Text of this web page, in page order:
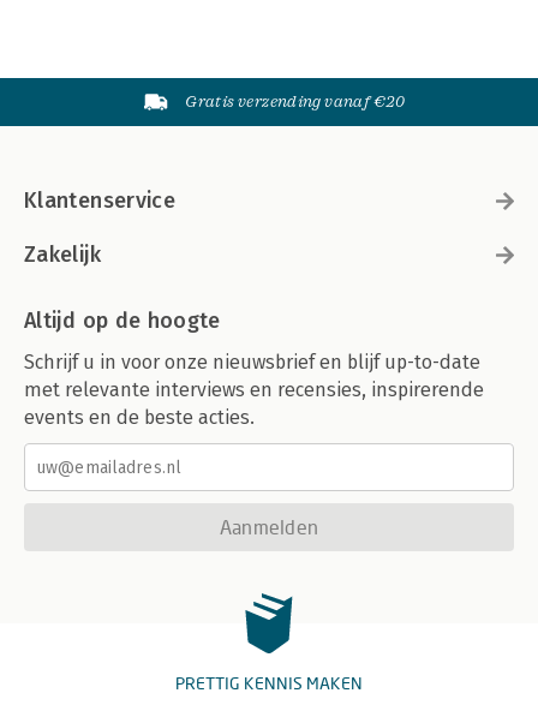
Gratis verzending vanaf €20
Klantenservice
Zakelijk
Altijd op de hoogte
Schrijf u in voor onze nieuwsbrief en blijf up-to-date
met relevante interviews en recensies, inspirerende
events en de beste acties.
Aanmelden
PRETTIG KENNIS MAKEN